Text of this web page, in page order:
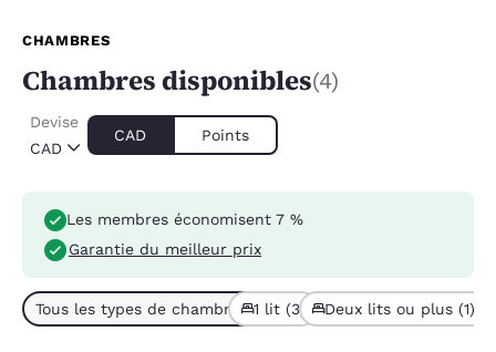
CHAMBRES
Chambres disponibles(4)
CAD
Devise
CAD Points
Les membres économisent 7 %
Garantie du meilleur prix
Tous les types de chambres (4)1 lit (3) Deux lits ou plus (1)